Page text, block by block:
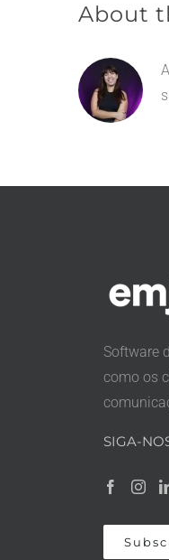
About
Software
como os
SIGA-